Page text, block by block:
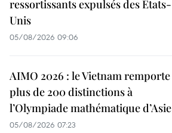
ressortissants expulsés des États-
Unis
05/08/2026 09:06
AIMO 2026 : le Vietnam remporte
plus de 200 distinctions à
l’Olympiade mathématique d’Asie
05/08/2026 07:23